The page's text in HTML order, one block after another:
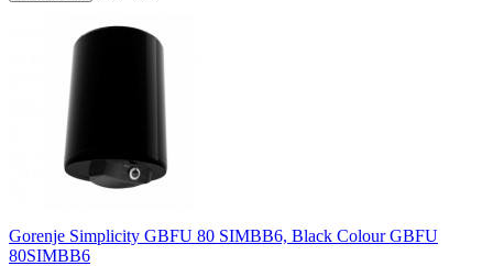
Gorenje Simplicity GBFU 80 SIMBB6, Black Colour GBFU
80SIMBB6